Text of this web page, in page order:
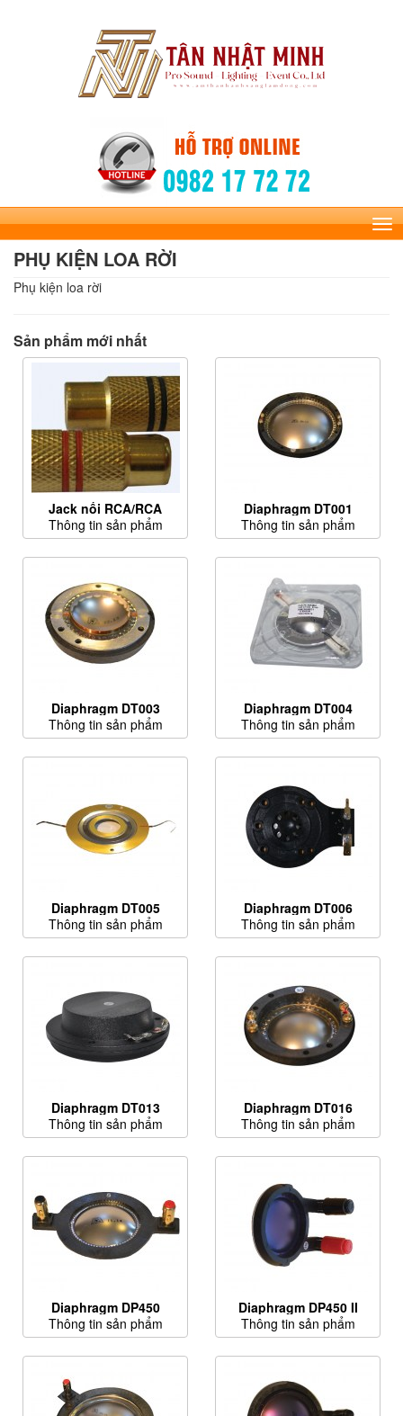
PHỤ KIỆN LOA RỜI
Phụ kiện loa rời
Sản phẩm mới nhất
Jack nối RCA/RCA
Thông tin sản phẩm
Diaphragm DT001
Thông tin sản phẩm
Diaphragm DT003
Thông tin sản phẩm
Diaphragm DT004
Thông tin sản phẩm
Diaphragm DT005
Thông tin sản phẩm
Diaphragm DT006
Thông tin sản phẩm
Diaphragm DT013
Thông tin sản phẩm
Diaphragm DT016
Thông tin sản phẩm
Diaphragm DP450
Thông tin sản phẩm
Diaphragm DP450 II
Thông tin sản phẩm